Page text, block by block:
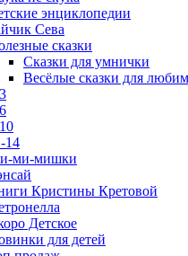
энциклопедии
Сева
сказки
Сказки для умнички
Весёлые сказки для
14
ми-мишки
Кристины Кретовой
Детское
для детей